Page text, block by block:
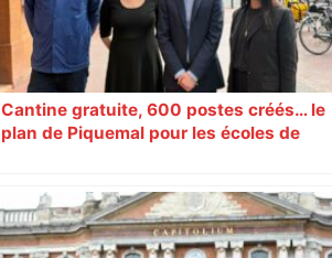
Cantine gratuite, 600 postes créés… le
plan de Piquemal pour les écoles de